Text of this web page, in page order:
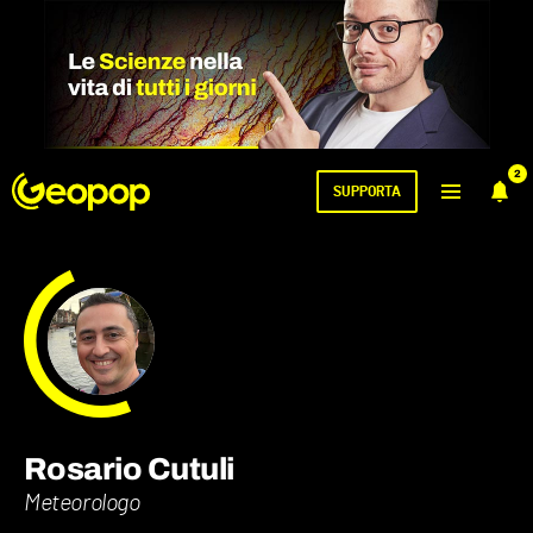
2
SUPPORTA
Rosario Cutuli
Meteorologo